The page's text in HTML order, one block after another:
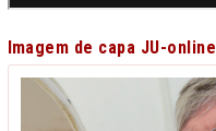
Imagem de capa JU-online